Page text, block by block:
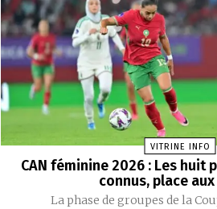
VITRINE INFO
CAN féminine 2026 : Les huit
connus, place
La phase de groupes de la